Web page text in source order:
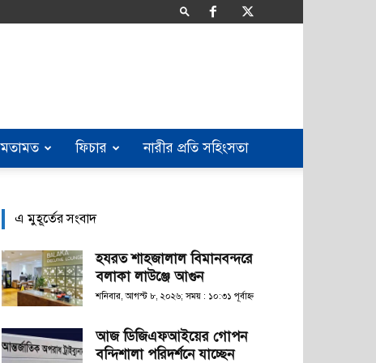
মতামত ফিচার নারীর প্রতি সহিংসতা
এ মুহূর্তের সংবাদ
হযরত শাহজালাল বিমানবন্দরে
বলাকা লাউঞ্জে আগুন
শনিবার, আগস্ট ৮, ২০২৬; সময় : ১০:৩১ পূর্বাহ্ণ
আজ ডিজিএফআইয়ের গোপন
বন্দিশালা পরিদর্শনে যাচ্ছেন